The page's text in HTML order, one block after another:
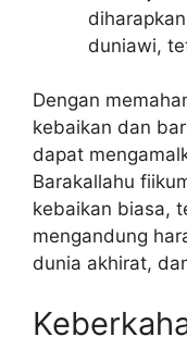
duniawi,
Dengan
kebaikan dan
dapat
Barakallahu
kebaikan biasa,
mengandung
dunia akhirat,